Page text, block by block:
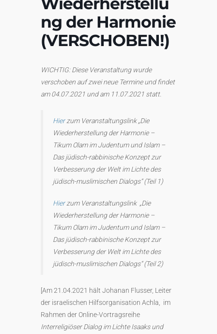
ng der Harmonie
(VERSCHOBEN!)
WICHTIG: Diese Veranstaltung wurde
verschoben auf zwei neue Termine und findet
am 04.07.2021 und am 11.07.2021 statt.
Hierzum Veranstaltungslink „Die
Wiederherstellung der Harmonie –
Tikum Olam im Judentum und Islam –
Das jüdisch-rabbinische Konzept zur
Verbesserung der Welt im Lichte des
jüdisch-muslimischen Dialogs“ (Teil 1)
Hierzum Veranstaltungslink „Die
Wiederherstellung der Harmonie –
Tikum Olam im Judentum und Islam –
Das jüdisch-rabbinische Konzept zur
Verbesserung der Welt im Lichte des
jüdisch-muslimischen Dialogs“ (Teil 2)
[Am 21.04.2021 hält Johanan Flusser, Leiter
der israelischen Hilfsorganisation Achla, im
Rahmen der Online-Vortragsreihe
Interreligiöser Dialog im Lichte Isaaks und